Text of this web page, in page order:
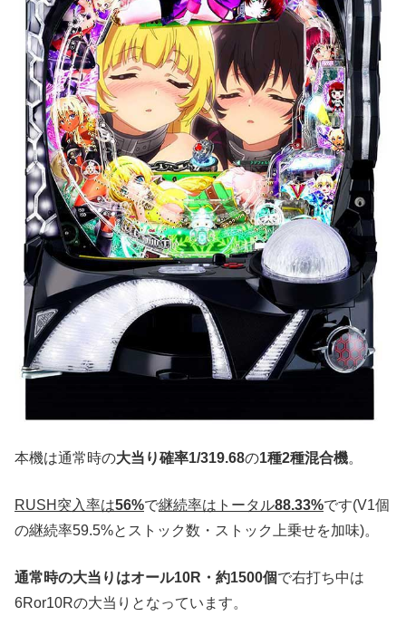
本機は通常時の大当り確率1/319.68の1種2種混合機。
RUSH突入率は56%で継続率はトータル88.33%です(V1個
の継続率59.5%とストック数・ストック上乗せを加味)。
通常時の大当りはオール10R・約1500個で右打ち中は
6Ror10Rの大当りとなっています。